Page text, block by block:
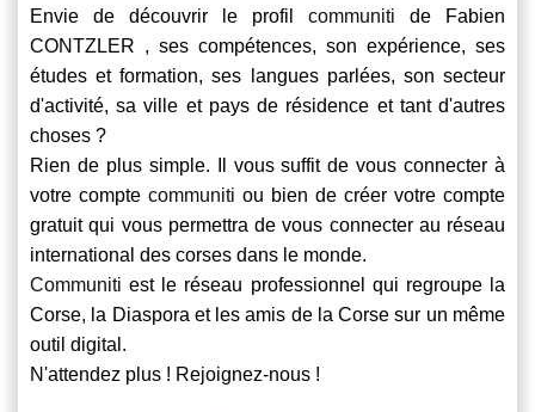
Envie de découvrir le profil communiti de Fabien
CONTZLER , ses compétences, son expérience, ses
études et formation, ses langues parlées, son secteur
d'activité, sa ville et pays de résidence et tant d'autres
choses ?
Rien de plus simple. Il vous suffit de vous connecter à
votre compte communiti ou bien de créer votre compte
gratuit qui vous permettra de vous connecter au réseau
international des corses dans le monde.
Communiti est le réseau professionnel qui regroupe la
Corse, la Diaspora et les amis de la Corse sur un même
outil digital.
N'attendez plus ! Rejoignez-nous !